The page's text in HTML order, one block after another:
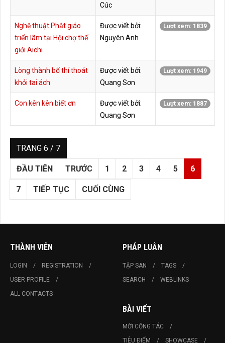
Cúc
Nghệ thuật Phật giáo
triển lãm tại Hội chợ thế
giới Aichi
Được viết bởi:
Nguyên Anh
Lượt xem: 1839
Lòng thành bố thí thoát
khỏi tai ách
Được viết bởi:
Quang Sơn
Lượt xem: 1949
Con kên kên biết ơn
Được viết bởi:
Quang Sơn
Lượt xem: 1887
TRANG 6 / 7
ĐẦU TIÊN TRƯỚC 1 2 3 4 5 6
7 TIẾP TỤC CUỐI CÙNG
THÀNH VIÊN
LOGIN
REGISTRATION
USER PROFILE
ALL CONTACTS
PHÁP LUÂN
TẬP SAN
TAGS
SEARCH
WEBLINKS
BÀI VIẾT
MỜI CỘNG TÁC
TIÊU ĐIỂM
SHOWCASE